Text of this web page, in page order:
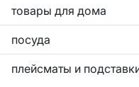
товары для дома
посуда
плейсматы и